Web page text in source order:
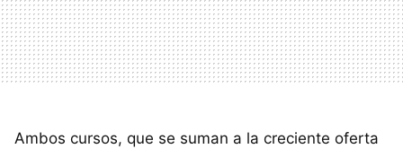
Ambos cursos, que se suman a la creciente oferta